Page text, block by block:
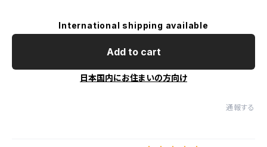
International shipping available
Add to cart
日本国内にお住まいの方向け
通報する